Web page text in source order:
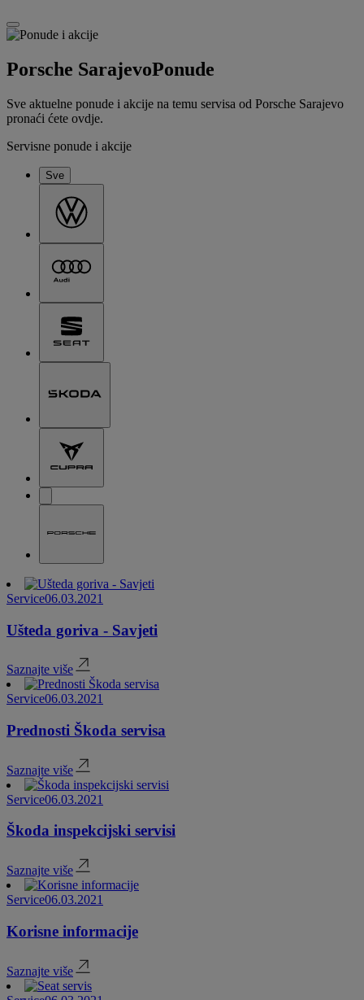
Porsche SarajevoPonude
Sve aktuelne ponude i akcije na temu servisa od Porsche Sarajevo
pronaći ćete ovdje.
Servisne ponude i akcije
Sve
Service06.03.2021
Ušteda goriva - Savjeti
Saznajte više
Service06.03.2021
Prednosti Škoda servisa
Saznajte više
Service06.03.2021
Škoda inspekcijski servisi
Saznajte više
Service06.03.2021
Korisne informacije
Saznajte više